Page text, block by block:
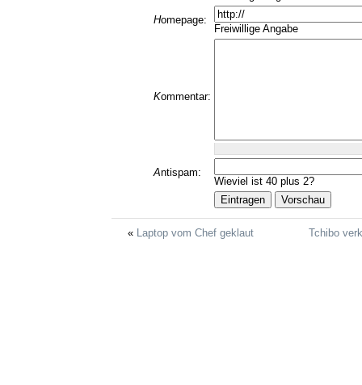
Homepage:
Freiwillige Angabe
Kommentar:
Antispam:
Wieviel ist 40 plus 2?
Tchibo
Laptop vom Chef geklaut